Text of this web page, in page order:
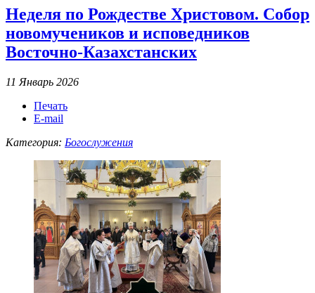
Неделя по Рождестве Христовом. Собор
новомучеников и исповедников
Восточно-Казахстанских
11 Январь 2026
Печать
E-mail
Категория: Богослужения